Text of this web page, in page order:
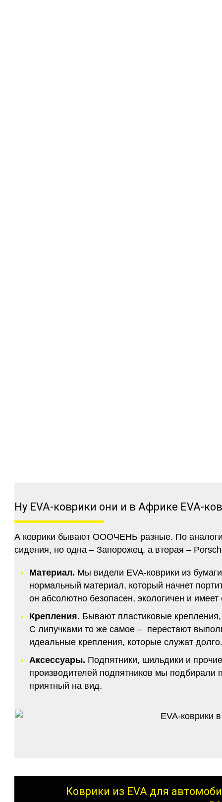
Ну EVA-коврики они и в Африке EVA-
А коврики бывают ОООЧЕНЬ разные. По
сидения, но одна – Запорожец, а вторая –
Материал. Мы видели EVA-коврики из
нормальный материал, который начнет
он абсолютно безопасен, экологичен и
Крепления. Бывают пластиковые
С липучками то же самое – перестают
идеальные крепления, которые служат
Аксессуары. Подпятники, шильдики и
производителей подпятников мы подбирали
приятный на вид.
Коврики из EVA для